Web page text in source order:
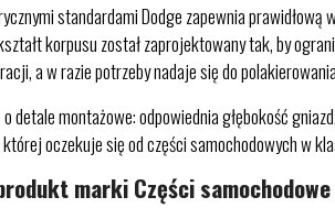
standardami Dodge zapewnia
korpusu został zaprojektowany tak, by
a w razie potrzeby nadaje się do
detale montażowe: odpowiednia głębokość
oczekuje się od części samochodowych w
marki Części samochodowe